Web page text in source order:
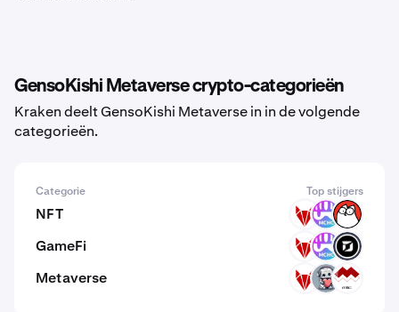
GensoKishi Metaverse crypto-categorieën
Kraken deelt GensoKishi Metaverse in in de volgende
categorieën.
Categorie Top stijgers
NFT RFOX MCHC CAT
GameFi RFOX MCHCDARKSTAR
Metaverse RFOX EMT MLT